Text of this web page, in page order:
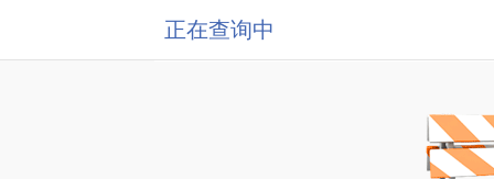
正在查询中